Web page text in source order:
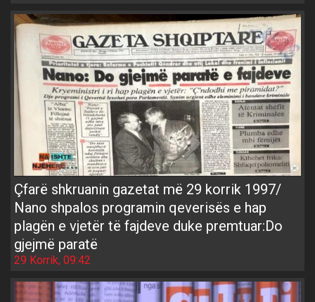
Çfarë shkruanin gazetat më 29 korrik 1997/
Nano shpalos programin qeverisës e hap
plagën e vjetër të fajdeve duke premtuar:Do
gjejmë paratë
29 Korrik, 09:42